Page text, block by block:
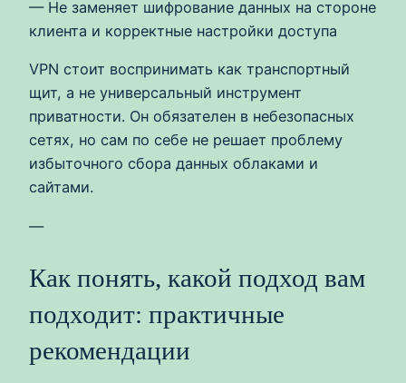
— Не заменяет шифрование данных на стороне
клиента и корректные настройки доступа
VPN стоит воспринимать как транспортный
щит, а не универсальный инструмент
приватности. Он обязателен в небезопасных
сетях, но сам по себе не решает проблему
избыточного сбора данных облаками и
сайтами.
—
Как понять, какой подход вам
подходит: практичные
рекомендации